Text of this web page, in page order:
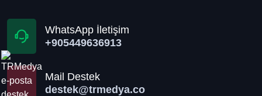
WhatsApp İletişim
+905449636913
Mail Destek
destek@trmedya.co